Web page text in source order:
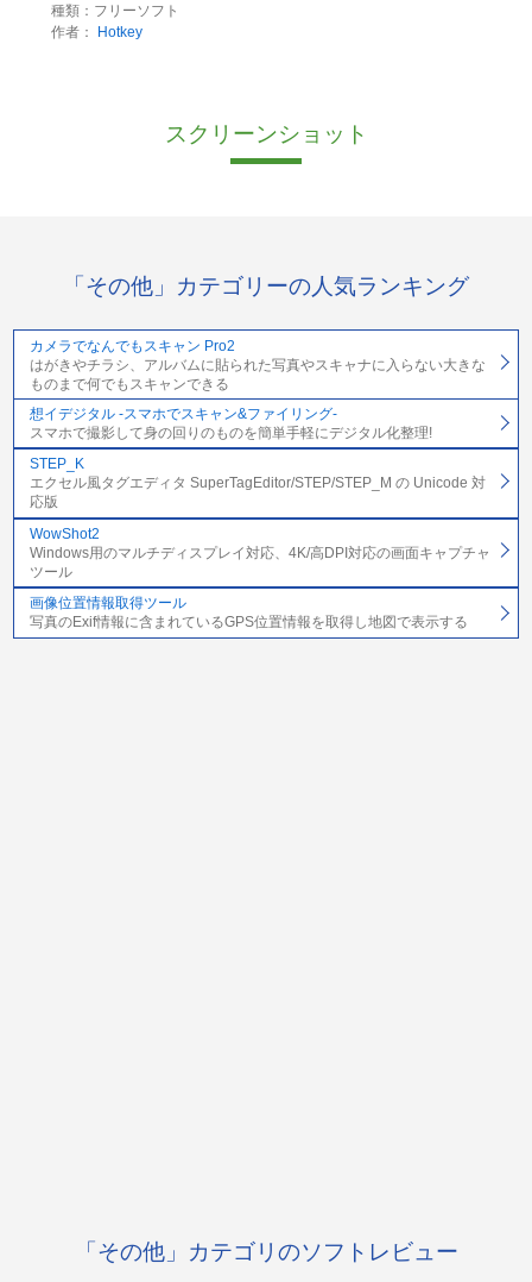
種類：フリーソフト
作者：
Hotkey
スクリーンショット
「その他」カテゴリーの人気ランキング
カメラでなんでもスキャン Pro2
はがきやチラシ、アルバムに貼られた写真やスキャナに入らない大きな
ものまで何でもスキャンできる
想イデジタル -スマホでスキャン&ファイリング-
スマホで撮影して身の回りのものを簡単手軽にデジタル化整理!
STEP_K
エクセル風タグエディタ SuperTagEditor/STEP/STEP_M の Unicode 対
応版
WowShot2
Windows用のマルチディスプレイ対応、4K/高DPI対応の画面キャプチャ
ツール
画像位置情報取得ツール
写真のExif情報に含まれているGPS位置情報を取得し地図で表示する
「その他」カテゴリのソフトレビュー